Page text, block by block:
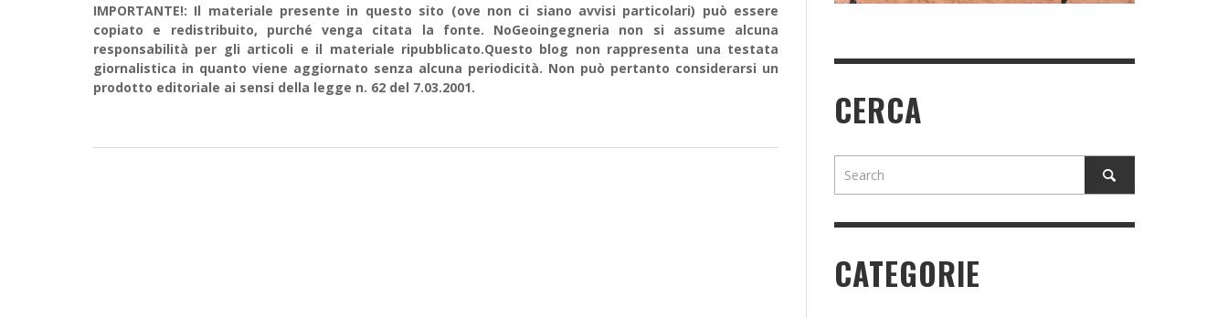
IMPORTANTE!: Il materiale presente in questo sito (ove non ci siano avvisi particolari) può essere
copiato e redistribuito, purché venga citata la fonte. NoGeoingegneria non si assume alcuna
responsabilità per gli articoli e il materiale ripubblicato.Questo blog non rappresenta una testata
giornalistica in quanto viene aggiornato senza alcuna periodicità. Non può pertanto considerarsi un
prodotto editoriale ai sensi della legge n. 62 del 7.03.2001.
CERCA
CATEGORIE